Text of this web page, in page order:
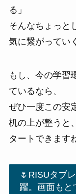
る」
そんなちょっと
気に繋がってい
もし、今の学習
ているなら、
ぜひ一度この安
机の上が整うと
タートできます
🌷RISUタブ
躍。画面もと